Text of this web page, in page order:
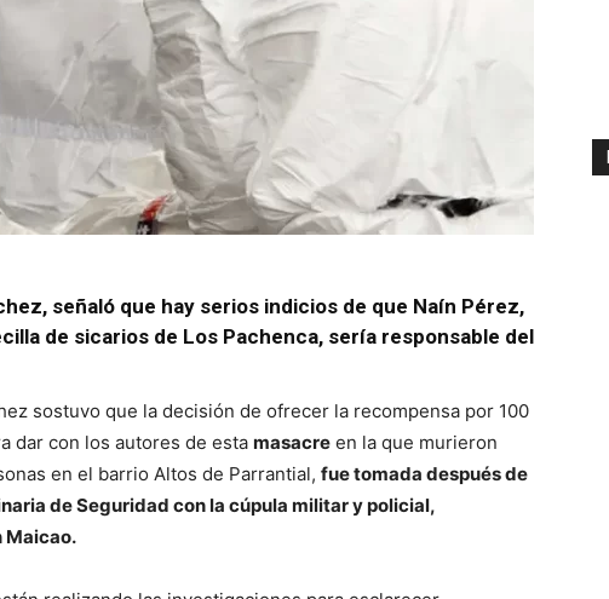
señaló que hay serios indicios de que Naín Pérez,
de sicarios de Los Pachenca, sería responsable del
sostuvo que la decisión de ofrecer la recompensa por 100
dar con los autores de esta masacreen la que murieron
en el barrio Altos de Parrantial, fue tomada después de
de Seguridad con la cúpula militar y policial,
Maicao.